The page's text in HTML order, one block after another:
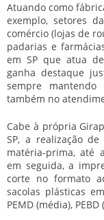
Atuando como
exemplo, setores
comércio (lojas de
padarias e
em SP que atua
ganha destaque
sempre
também no
Cabe à própria
SP, a realização
matéria-prima, até
em seguida, a
corte no formato
sacolas plásticas
PEMD (média), PEBD